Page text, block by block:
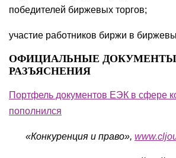
победителей биржевых торгов;
участие работников биржи в
ОФИЦИАЛЬНЫЕ
РАЗЪЯСНЕНИЯ
Портфель документов ЕЭК в сфере
пополнился
«Конкуренция и право»,